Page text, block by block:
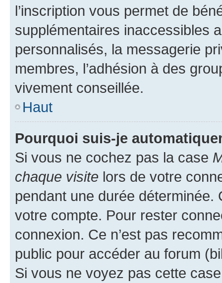
l’inscription vous permet de
supplémentaires inaccessibles
personnalisés, la messagerie
membres, l’adhésion à des
vivement conseillée.
Haut
Pourquoi suis-je
Si vous ne cochez pas la case
chaque visite lors de votre
pendant une durée déterminée.
votre compte. Pour rester
connexion. Ce n’est pas
public pour accéder au forum
Si vous ne voyez pas cette